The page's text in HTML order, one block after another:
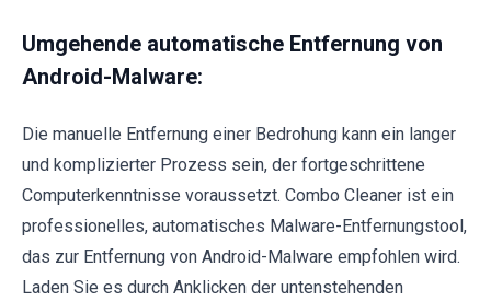
Umgehende automatische Entfernung von
Android-Malware:
Die manuelle Entfernung einer Bedrohung kann ein langer
und komplizierter Prozess sein, der fortgeschrittene
Computerkenntnisse voraussetzt. Combo Cleaner ist ein
professionelles, automatisches Malware-Entfernungstool,
das zur Entfernung von Android-Malware empfohlen wird.
Laden Sie es durch Anklicken der untenstehenden